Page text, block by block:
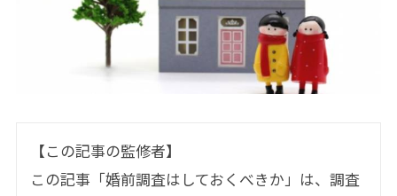
【この記事の監修者】
この記事「婚前調査はしておくべきか」は、調査